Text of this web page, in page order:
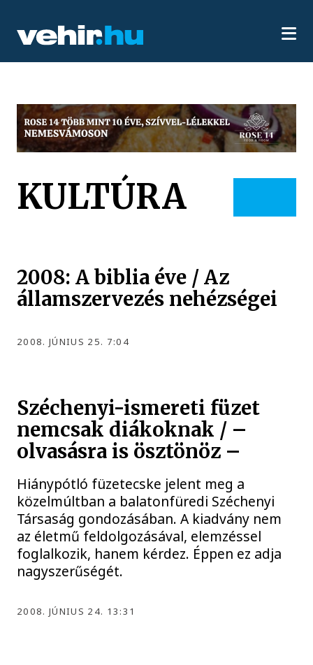
KULTÚRA
2008: A biblia éve / Az
államszervezés nehézségei
2008. JÚNIUS 25. 7:04
Széchenyi-ismereti füzet
nemcsak diákoknak / –
olvasásra is ösztönöz –
Hiánypótló füzetecske jelent meg a
közelmúltban a balatonfüredi Széchenyi
Társaság gondozásában. A kiadvány nem
az életmű feldolgozásával, elemzéssel
foglalkozik, hanem kérdez. Éppen ez adja
nagyszerűségét.
2008. JÚNIUS 24. 13:31